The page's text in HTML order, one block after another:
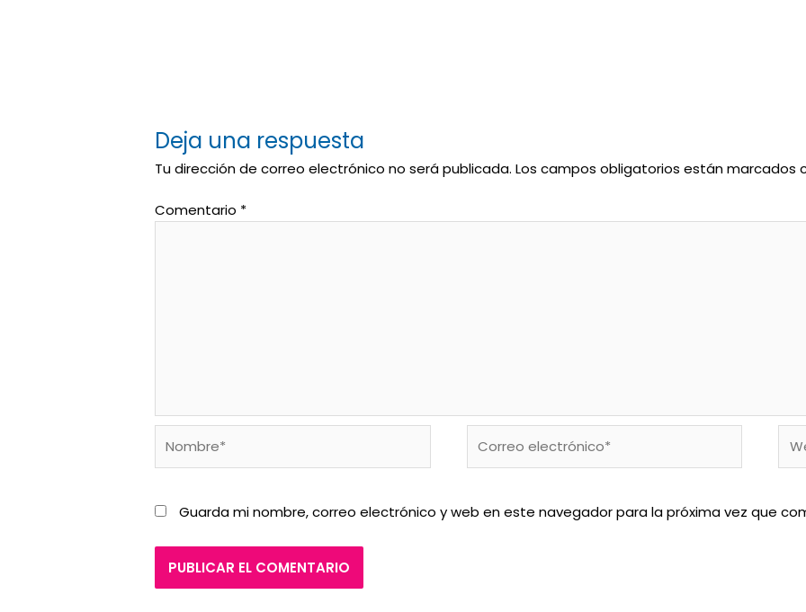
Deja una respuesta
Tu dirección de correo electrónico no será publicada. Los campos obligatorios están marcados
Comentario *
electrónico*
Guarda mi nombre, correo electrónico y web en este navegador para la próxima vez que